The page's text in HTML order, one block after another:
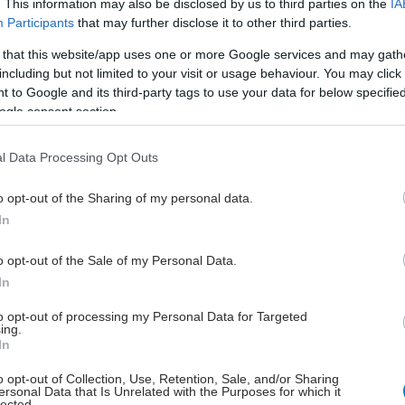
This information may also be disclosed by us to third parties on the
Participants that may further disclose it to other third parties.
that this website/app uses one or more Google services and may
but not limited to your visit or usage behaviour. You may
to Google and its third-party tags to use your data for below
consent section.
Data Processing Opt Outs
opt-out of the Sharing of my personal data.
opt-out of the Sale of my Personal Data.
opt-out of processing my Personal Data for Targeted
opt-out of Collection, Use, Retention, Sale, and/or Sharing
Data that Is Unrelated with the Purposes for which it
εμφάνιση άνοιας [μελέτη]
διαπιστωθεί αν αυτές οι
βραχυπρόθεσμες μεταβολές έχουν
Πέμπτη, 25 Ιουνίου 2026, 10:30
υπέρτασης
Η υπέρταση επηρεάζει κυρίως την
άποψη επικρατεί, παρακολούθηση